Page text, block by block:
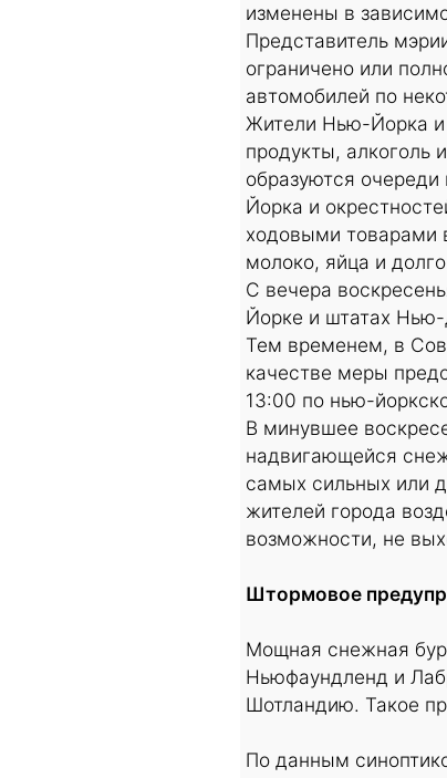
изменены в
Представитель
ограничено или
автомобилей по
Жители Нью-Йорка и
продукты, алкоголь
образуются
Йорка и
ходовыми товарами
молоко, яйца и
С вечера
Йорке и штатах
Тем временем, в
качестве меры
13:00 по нью-
В минувшее
надвигающейся
самых сильных или
жителей города
возможности, не
Штормовое
Мощная снежная
Ньюфаундленд и
Шотландию. Такое
По данным